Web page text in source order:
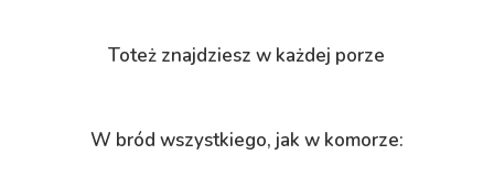
Toteż znajdziesz w każdej porze
W bród wszystkiego, jak w komorze: